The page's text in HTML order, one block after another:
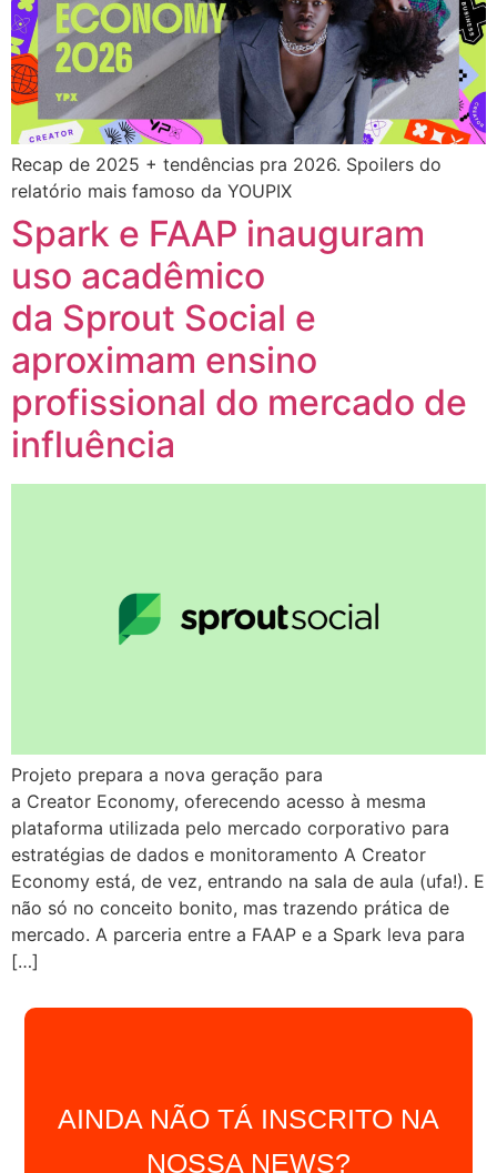
Recap de 2025 + tendências pra 2026. Spoilers do
relatório mais famoso da YOUPIX
Spark e FAAP inauguram
uso acadêmico
da Sprout Social e
aproximam ensino
profissional do mercado de
influência
Projeto prepara a nova geração para
a Creator Economy, oferecendo acesso à mesma
plataforma utilizada pelo mercado corporativo para
estratégias de dados e monitoramento A Creator
Economy está, de vez, entrando na sala de aula (ufa!). E
não só no conceito bonito, mas trazendo prática de
mercado. A parceria entre a FAAP e a Spark leva para
[…]
AINDA NÃO TÁ INSCRITO NA
NOSSA NEWS?